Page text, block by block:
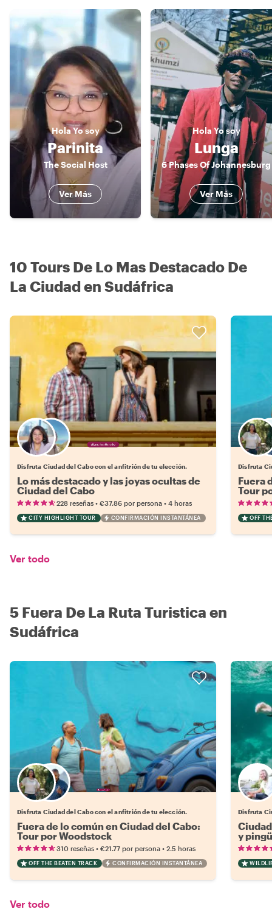
Hola Yo soy
Parinita
The Social Host
Ver Más
Hola Yo soy
Lunga
6 Phases Of Johannesburg
Ver Más
10 Tours De Lo Mas Destacado De
La Ciudad en Sudáfrica
Elige tu local favorito
Disfruta Ciudad del Cabo con el anfitrión de tu elección.
Lo más destacado y las joyas ocultas de
Ciudad del Cabo
228 reseñas • €37.86 por persona • 4 horas
CITY HIGHLIGHT TOUR CONFIRMACIÓN INSTANTÁNEA
Disfruta
Fuera
Tour
OFF
Ver todo
5 Fuera De La Ruta Turistica en
Sudáfrica
Elige tu local favorito
Disfruta Ciudad del Cabo con el anfitrión de tu elección.
Fuera de lo común en Ciudad del Cabo:
Tour por Woodstock
310 reseñas • €21.77 por persona • 2.5 horas
OFF THE BEATEN TRACK CONFIRMACIÓN INSTANTÁNEA
Disfruta
y
Ver todo